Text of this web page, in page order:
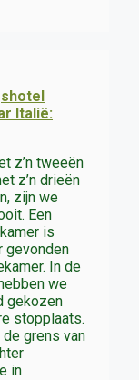
Italië:
z’n tweeën
z’n drieën
zijn we
Een
is
gevonden
In de
we
gekozen
stopplaats.
grens van
in